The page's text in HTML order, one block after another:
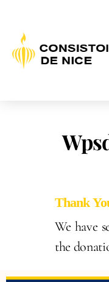
Thank
We have
the